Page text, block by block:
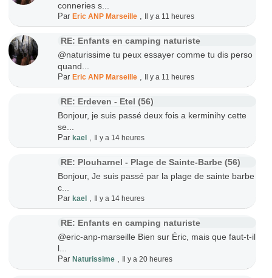
conneries s...
ParEric ANP Marseille , Il y a 11 heures
RE: Enfants en camping naturiste
@naturissime tu peux essayer comme tu dis perso
quand...
ParEric ANP Marseille , Il y a 11 heures
RE: Erdeven - Etel (56)
Bonjour, je suis passé deux fois a kerminihy cette
se...
Parkael , Il y a 14 heures
RE: Plouharnel - Plage de Sainte-Barbe (56)
Bonjour, Je suis passé par la plage de sainte barbe
c...
Parkael , Il y a 14 heures
RE: Enfants en camping naturiste
@eric-anp-marseille Bien sur Éric, mais que faut-t-il
l...
ParNaturissime , Il y a 20 heures